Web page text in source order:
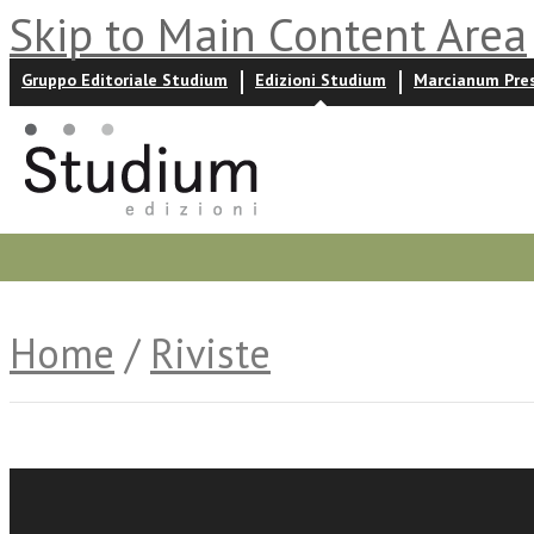
Skip to Main Content Area
Gruppo Editoriale Studium Edizioni Studium Marcianum
Home / Riviste